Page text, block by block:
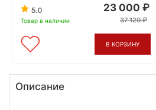
5.0
Товар в наличии
23 000
37 120
В КОРЗИНУ
Описание